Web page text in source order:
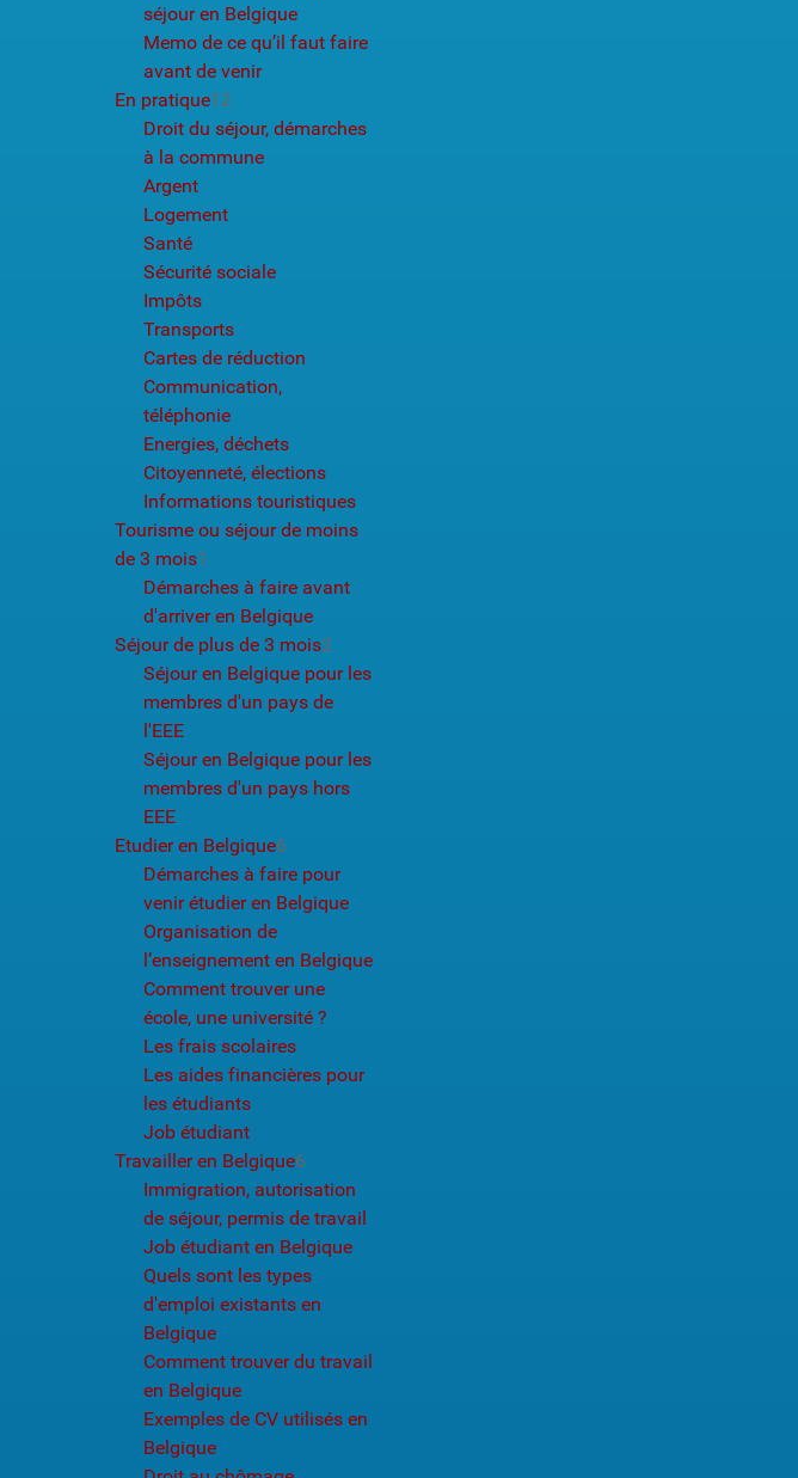
séjour en Belgique
Memo de ce qu’il faut faire
avant de venir
En pratique12
Droit du séjour, démarches
à la commune
Argent
Logement
Santé
Sécurité sociale
Impôts
Transports
Cartes de réduction
Communication,
téléphonie
Energies, déchets
Citoyenneté, élections
Informations touristiques
Tourisme ou séjour de moins
de 3 mois1
Démarches à faire avant
d'arriver en Belgique
Séjour de plus de 3 mois2
Séjour en Belgique pour les
membres d'un pays de
l'EEE
Séjour en Belgique pour les
membres d'un pays hors
EEE
Etudier en Belgique6
Démarches à faire pour
venir étudier en Belgique
Organisation de
l’enseignement en Belgique
Comment trouver une
école, une université ?
Les frais scolaires
Les aides financières pour
les étudiants
Job étudiant
Travailler en Belgique6
Immigration, autorisation
de séjour, permis de travail
Job étudiant en Belgique
Quels sont les types
d'emploi existants en
Belgique
Comment trouver du travail
en Belgique
Exemples de CV utilisés en
Belgique